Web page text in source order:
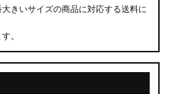
きいサイズの商品に対応する送料に
。